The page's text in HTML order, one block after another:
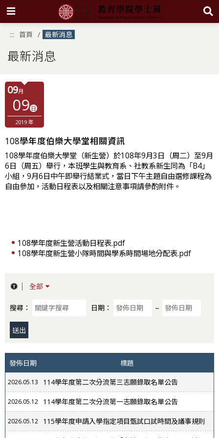
要
內
塊
::: 首頁 最新消息
最新消息
09月
09日
2019 年
108學年度伯樂大學堂相關資訊
108學年度伯樂大學堂（新生營）於108年9月3日（周二）至9月
6日（周五）舉行，本班學生與教育系、社教系新生同為「B4」
小組，9月6日中午即舉行結業式，當日下午主題自由選修課程為
自由參加，活動日程表以及相關注意事項請參酌附件。
108學年度新生營活動日程表.pdf
108學年度新生營小隊時間與學系時間場地分配表.pdf
全部
搜尋： 日期： ~
發佈日期 標題
2026.05.13 114學年度第二次分流第三志願錄取名單公告
2026.05.12 114學年度第二次分流第一志願錄取名單公告
2026.05.12 115學年度申請入學指定項目甄試口試時間及議事規則